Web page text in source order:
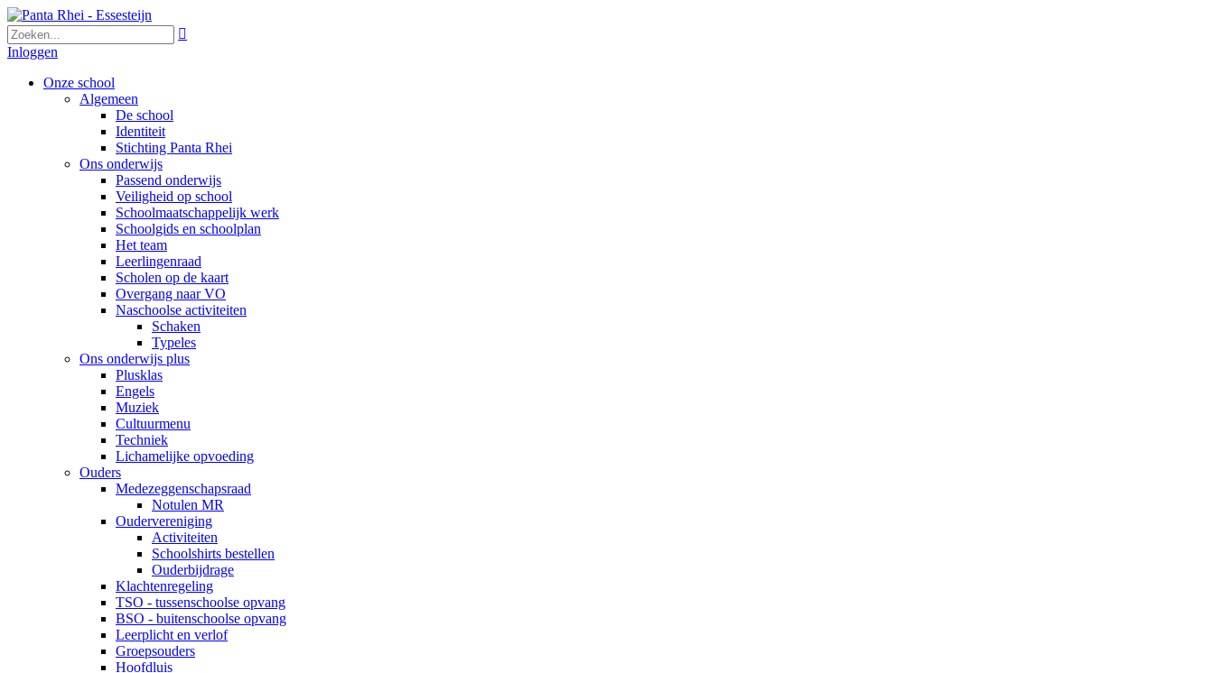

Inloggen
Onze school
Algemeen
De school
Identiteit
Stichting Panta Rhei
Ons onderwijs
Passend onderwijs
Veiligheid op school
Schoolmaatschappelijk werk
Schoolgids en schoolplan
Het team
Leerlingenraad
Scholen op de kaart
Overgang naar VO
Naschoolse activiteiten
Schaken
Typeles
Ons onderwijs plus
Plusklas
Engels
Muziek
Cultuurmenu
Techniek
Lichamelijke opvoeding
Ouders
Medezeggenschapsraad
Notulen MR
Oudervereniging
Activiteiten
Schoolshirts bestellen
Ouderbijdrage
Klachtenregeling
TSO - tussenschoolse opvang
BSO - buitenschoolse opvang
Leerplicht en verlof
Groepsouders
Hoofdluis